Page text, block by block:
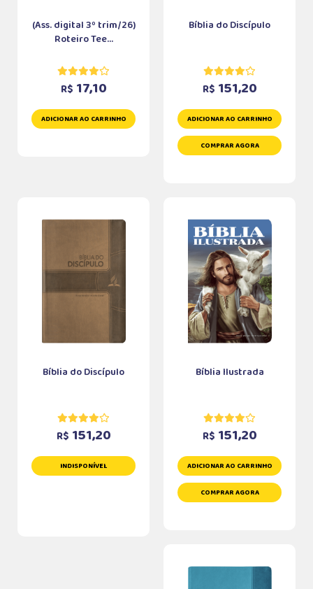
(Ass. digital 3º trim/26)
Roteiro Tee...
R$ 17,10
ADICIONAR AO CARRINHO
Bíblia do Discípulo
R$ 151,20
ADICIONAR AO CARRINHO
COMPRAR AGORA
Bíblia do Discípulo
R$ 151,20
INDISPONÍVEL
Bíblia Ilustrada
R$ 151,20
ADICIONAR AO CARRINHO
COMPRAR AGORA